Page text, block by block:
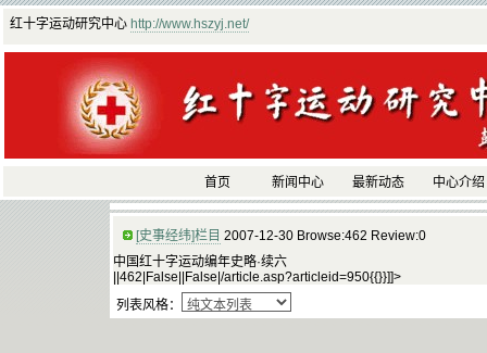
红十字运动研究中心 http://www.hszyj.net/
首页 新闻中心 最新动态 中心介绍
[史事经纬]栏目 2007-12-30 Browse:462 Review:0
中国红十字运动编年史略·续六
||462|False||False|/article.asp?articleid=950{{}}]]>
列表风格：